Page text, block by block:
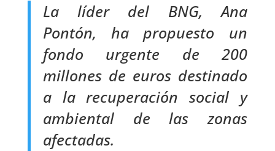
La líder del BNG, Ana
Pontón, ha propuesto un
fondo urgente de 200
millones de euros destinado
a la recuperación social y
ambiental de las zonas
afectadas.